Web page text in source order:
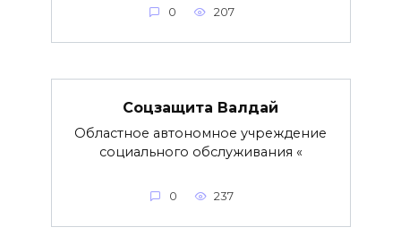
0 207
Соцзащита Валдай
Областное автономное учреждение
социального обслуживания «
0 237